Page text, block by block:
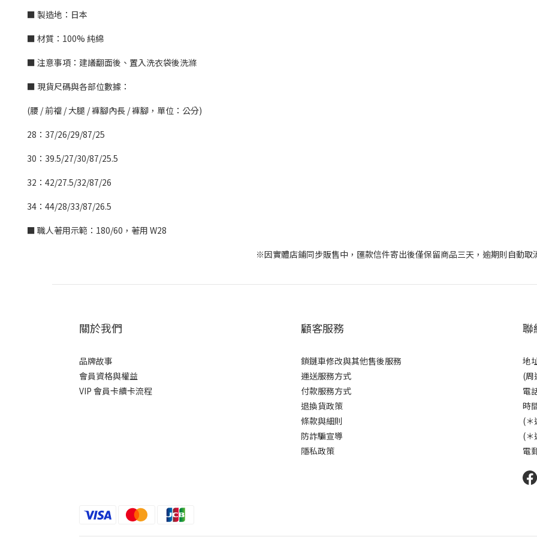
■ 製造地：日本
■ 材質：100% 純綿
■ 注意事項：建議翻面後、置入洗衣袋後洗滌
■ 現貨尺碼與各部位數據：
(腰 / 前襠 / 大腿 / 褲腳內長 / 褲腳，單位：公分)
28：37/26/29/87/25
30：39.5/27/30/87/25.5
32：42/27.5/32/87/26
34：44/28/33/87/26.5
■ 職人著用示範： 180/60，著用 W28
※因實體店鋪同步販售中，匯款信件寄出後僅保留商品三天，逾期則自動
關於我們
品牌故事
會員資格與權益
VIP 會員卡續卡流程
顧客服務
鎖鏈車修改與其他售後服務
運送服務方式
付款服務方式
退換貨政策
條款與細則
防詐騙宣導
隱私政策
聯
地
(周
電
時
(＊
(＊
電